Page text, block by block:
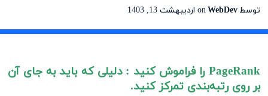
توسطWebDev
on اردیبهشت 13, 1403
PageRank را فراموش کنید : دلیلی که باید به جای آن
بر روی رتبه‌بندی تمرکز کنید.